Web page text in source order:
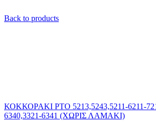
Back to products
ΚΟΚΚΟΡΑΚΙ ΡΤΟ 5213,5243,5211-6211-
6340,3321-6341 (ΧΩΡΙΣ ΛΑΜΑΚΙ)